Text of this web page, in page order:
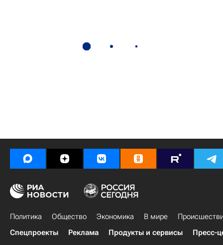
Политика Общество Экономика В мире
Спецпроекты
Реклама Продукты и сервисы Пресс-